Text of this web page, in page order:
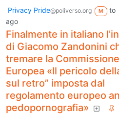
Privacy Pride@poliverso.org M to
ago
Finalmente in italiano
di Giacomo Zandonini
tremare la Commissione
Europea «Il pericolo
sul retro” imposta dal
regolamento europeo
pedopornografia»